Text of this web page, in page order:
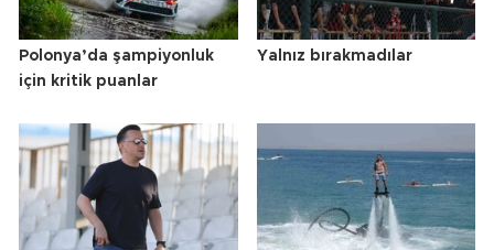
Polonya’da şampiyonluk
için kritik puanlar
Yalnız bırakmadılar